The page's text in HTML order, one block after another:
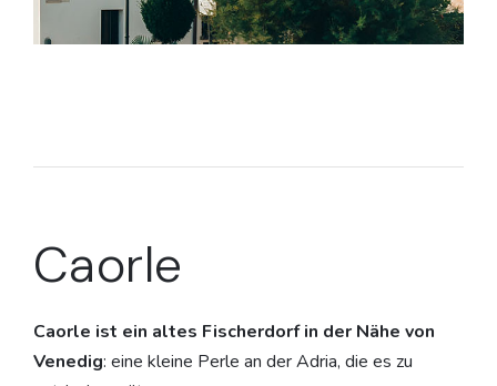
Caorle
Caorle ist ein altes Fischerdorf in der Nähe von
Venedig: eine kleine Perle an der Adria, die es zu